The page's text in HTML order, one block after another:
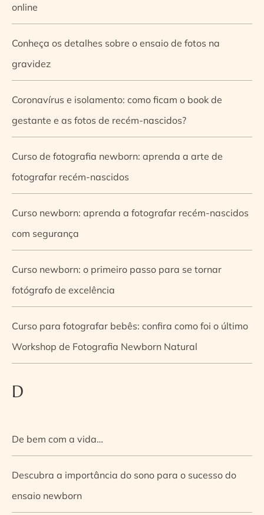
online
Conheça os detalhes sobre o ensaio de fotos na
gravidez
Coronavírus e isolamento: como ficam o book de
gestante e as fotos de recém-nascidos?
Curso de fotografia newborn: aprenda a arte de
fotografar recém-nascidos
Curso newborn: aprenda a fotografar recém-nascidos
com segurança
Curso newborn: o primeiro passo para se tornar
fotógrafo de excelência
Curso para fotografar bebês: confira como foi o último
Workshop de Fotografia Newborn Natural
D
De bem com a vida…
Descubra a importância do sono para o sucesso do
ensaio newborn